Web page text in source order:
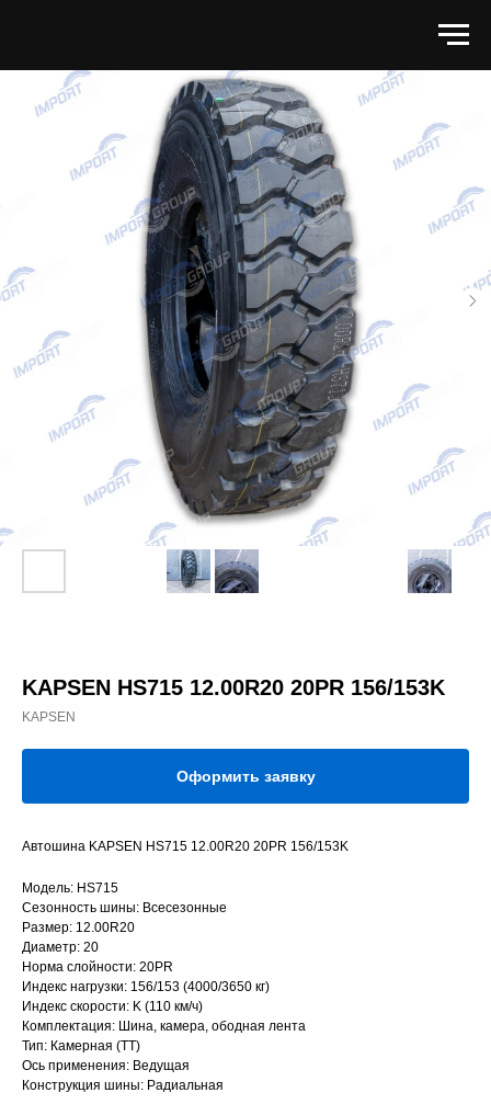
KAPSEN HS715 12.00R20 20PR 156/153K
KAPSEN
Оформить заявку
Автошина KAPSEN HS715 12.00R20 20PR 156/153K
Модель: HS715
Сезонность шины: Всесезонные
Размер: 12.00R20
Диаметр: 20
Норма слойности: 20PR
Индекс нагрузки: 156/153 (4000/3650 кг)
Индекс скорости: K (110 км/ч)
Комплектация: Шина, камера, ободная лента
Тип: Камерная (TT)
Ось применения: Ведущая
Конструкция шины: Радиальная